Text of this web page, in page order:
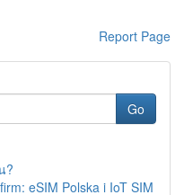
Report Page
Go
?
eSIM Polska i IoT SIM